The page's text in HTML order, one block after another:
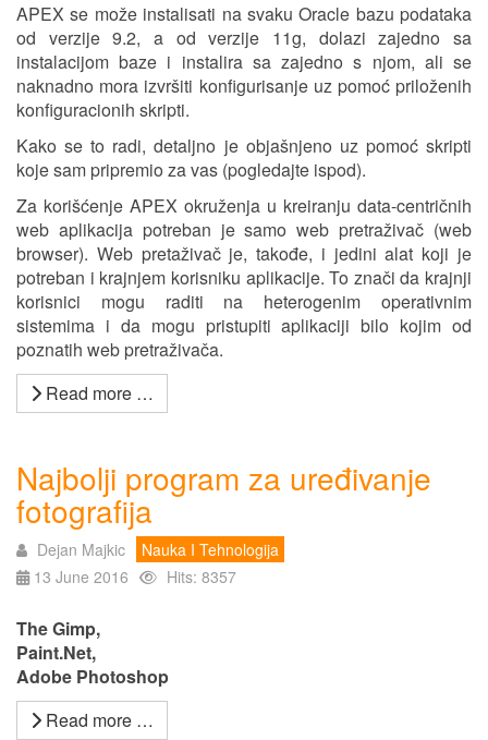
APEX se može instalisati na svaku Oracle bazu podataka
od verzije 9.2, a od verzije 11g, dolazi zajedno sa
instalacijom baze i instalira sa zajedno s njom, ali se
naknadno mora izvršiti konfigurisanje uz pomoć priloženih
konfiguracionih skripti.
Kako se to radi, detaljno je objašnjeno uz pomoć skripti
koje sam pripremio za vas (pogledajte ispod).
Za korišćenje APEX okruženja u kreiranju data-centričnih
web aplikacija potreban je samo web pretraživač (web
browser). Web pretaživač je, takođe, i jedini alat koji je
potreban i krajnjem korisniku aplikacije. To znači da krajnji
korisnici mogu raditi na heterogenim operativnim
sistemima i da mogu pristupiti aplikaciji bilo kojim od
poznatih web pretraživača.
Read more …
Najbolji program za uređivanje
fotografija
Dejan Majkic
Nauka I Tehnologija
13 June 2016
Hits: 8357
The Gimp,
Paint.Net,
Adobe Photoshop
Read more …